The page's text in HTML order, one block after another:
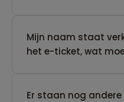
Mijn naam staat
het e-ticket, wat
Er staan nog